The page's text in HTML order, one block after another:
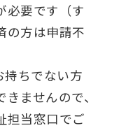
必要です（す
の方は申請不
持ちでない方
ませんので、
担当窓口でご